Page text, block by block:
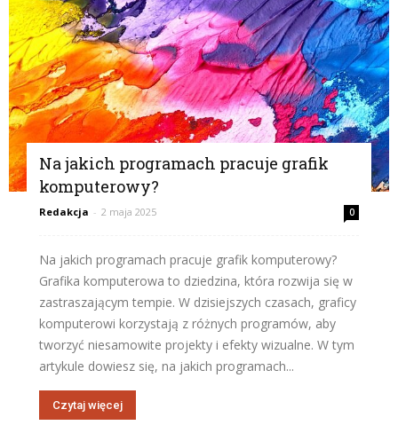
Na jakich programach pracuje grafik
komputerowy?
Redakcja - 2 maja 2025 0
Na jakich programach pracuje grafik komputerowy?
Grafika komputerowa to dziedzina, która rozwija się w
zastraszającym tempie. W dzisiejszych czasach, graficy
komputerowi korzystają z różnych programów, aby
tworzyć niesamowite projekty i efekty wizualne. W tym
artykule dowiesz się, na jakich programach...
Czytaj więcej